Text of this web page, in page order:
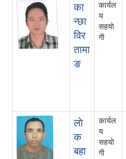
का
न्छा
विर
तामा
ङ
कार्यल
य
सहयाे
गी
लाे
क
बहा
कार्यल
य
सहयाे
गी